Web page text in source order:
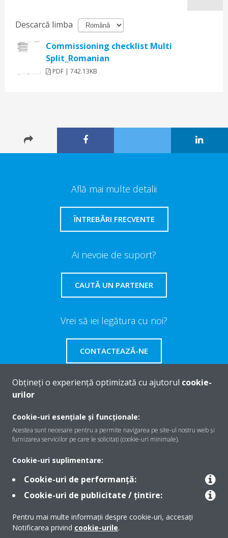
Descarcă limba
Commissioning checklist Multi
Split_Romanian
PDF | 742.13KB
Află mai multe detalii
ÎNTREBĂRI FRECVENTE
Ai nevoie de suport?
CAUTĂ UN PARTENER
Vrei să iei legătura cu noi?
CONTACTEAZĂ-NE
Despre Daikin
Contact
Produse
Obțineți o experiență optimizată cu ajutorul cookie-
urilor
Cookie-uri esențiale și funcționale:
Acestea sunt necesare pentru a permite navigarea pe site-ul nostru web și
furnizarea serviciilor pe care le solicitați (cookie-uri minimale).
Cookie-uri suplimentare:
Cookie-uri de performanță:
Cookie-uri de publicitate / țintire:
Pentru mai multe informații despre cookie-uri, accesați
Notificarea privind cookie-urile.